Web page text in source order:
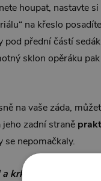
houpat, nastavte si
na křeslo
pod přední částí
sklon opěráku
na vaše záda,
zadní straně
se nepomačkaly.
krku